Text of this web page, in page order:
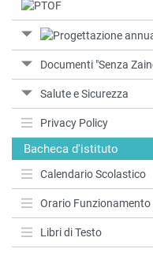
Documenti "Senza
Salute e Sicurezza
Privacy Policy
Bacheca d'istituto
Calendario Scolastico
Orario Funzionamento
Libri di Testo